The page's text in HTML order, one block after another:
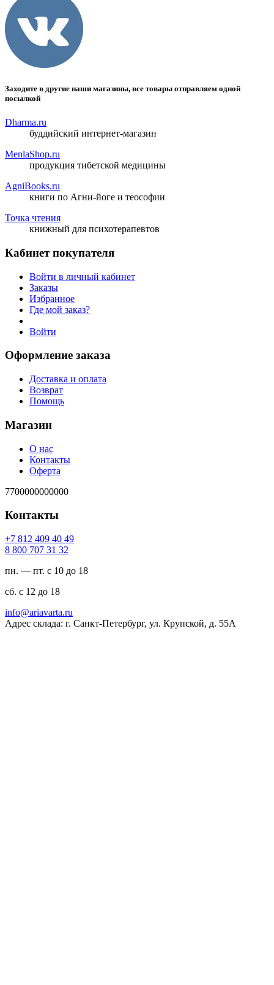
Заходите в другие наши магазины, все товары отправляем одной
посылкой
Dharma.ru
буддийский интернет-магазин
MenlaShop.ru
продукция тибетской медицины
AgniBooks.ru
книги по Агни-йоге и теософии
Точка чтения
книжный для психотерапевтов
Кабинет покупателя
Войти в личный кабинет
Заказы
Избранное
Где мой заказ?
Войти
Оформление заказа
Доставка и оплата
Возврат
Помощь
Магазин
О нас
Контакты
Оферта
7700000000000
Контакты
94 04 904 218 7+
23 13 707 008 8
пн. — пт. с 10 до 18
сб. с 12 до 18
ur.atravaira@ofni
Адрес склада: г. Санкт-Петербург, ул. Крупской, д. 55А